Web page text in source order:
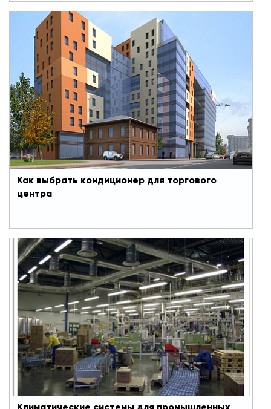
Как выбрать кондиционер для торгового
центра
Как выбрать кондиционер для торгового
Тенденция нового времени - большие торговые
центры, гипермаркеты, мегамоллы, в которых
можно приобрести что угодно: от продуктов
питания и подгузников до мебели и
туристических путевок. Чтобы покупателя ничего
не отвлекало от процесса расставания с
деньгами, ему предложены рестораны быстрого
питания, игровые комнаты для детей,
кинотеатры и даже ледовые катки.
Климатические системы для промышленных
предприятий: энергоэффективные водо-
водяные тепловые насосы Mitsubishi Heavy
Industries
Поддержание температуры в производственном
цеху, на складе или другом промышленном
предприятии – важное требование для
сохранения высокой производительности
сотрудников, а также главное условие для
соблюдения технологических процессов,
бесперебойной работы промышленного
оборудования и его сохранности.